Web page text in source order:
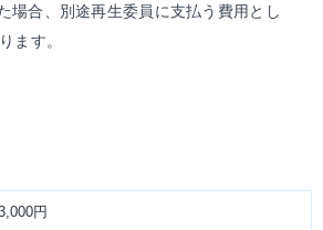
場合、別途再生委員に支払う費用とし
ます。
円